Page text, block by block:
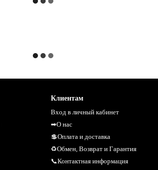
Клиентам
Вход в личный кабинет
➡О нас
💲Оплата и доставка
♻Обмен, Возврат и Гарантия
📞Контактная информация